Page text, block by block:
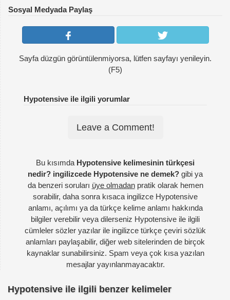
Sosyal Medyada Paylaş
Sayfa düzgün görüntülenmiyorsa, lütfen sayfayı yenileyin.
(F5)
Hypotensive ile ilgili yorumlar
Leave a Comment!
Bu kısımda Hypotensive kelimesinin türkçesi
nedir? ingilizcede Hypotensive ne demek? gibi ya
da benzeri soruları üye olmadanpratik olarak hemen
sorabilir, daha sonra kısaca ingilizce Hypotensive
anlamı, açılımı ya da türkçe kelime anlamı hakkında
bilgiler verebilir veya dilerseniz Hypotensive ile ilgili
cümleler sözler yazılar ile ingilizce türkçe çeviri sözlük
anlamları paylaşabilir, diğer web sitelerinden de birçok
kaynaklar sunabilirsiniz. Spam veya çok kısa yazılan
mesajlar yayınlanmayacaktır.
Hypotensive ile ilgili benzer kelimeler